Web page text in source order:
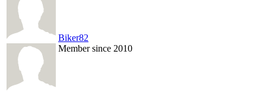
Biker82
Member since 2010